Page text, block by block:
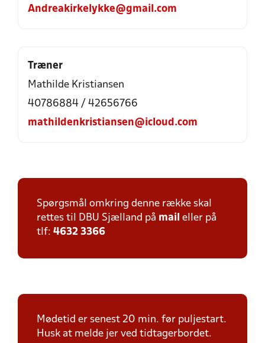
Andreakirkelykke@gmail.com
Træner
Mathilde Kristiansen
40786884 / 42656766
mathildenkristiansen@icloud.com
Spørgsmål omkring denne række skal
rettes til DBU Sjælland på mail eller på
tlf: 4632 3366
Mødetid er senest 20 min. før puljestart.
Husk at melde jer ved tidtagerbordet.